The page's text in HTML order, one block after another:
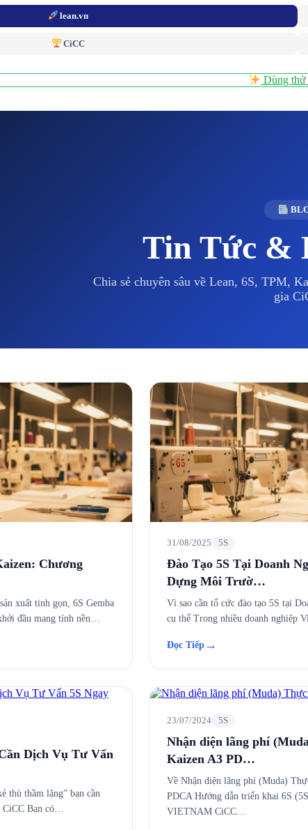
lean.vn
CiCC
Dùng thử
Tin Tức &
Chia sẻ chuyên sâu về Lean, 6S, TPM,
gia
Chương
xuất tinh gọn, 6S Gemba
đầu mang tính nền…
31/08/2025 5S
Đào Tạo 5S Tại Doanh
Dựng Môi Trườ…
Vì sao cần tổ cức đào tạo 5S tại
cụ thể Trong nhiều doanh nghiệp
Đọc Tiếp→
Dịch Vụ Tư Vấn
thù thầm lặng” bạn cần
CiCC Bạn có…
23/07/2024 5S
Nhận diện lãng phí
Kaizen A3 PD…
Về Nhận diện lãng phí (Muda)
PDCA Hướng dẫn triển khai 6S
VIETNAM CiCC…